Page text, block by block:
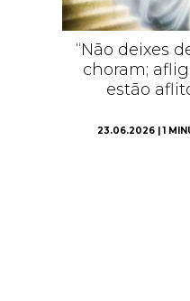
“Não deixes
choram;
estão
23.06.2026 | 1